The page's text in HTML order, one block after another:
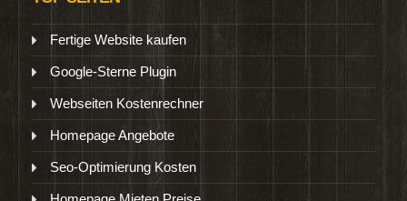
Fertige Website kaufen
Google-Sterne Plugin
Webseiten Kostenrechner
Homepage Angebote
Seo-Optimierung Kosten